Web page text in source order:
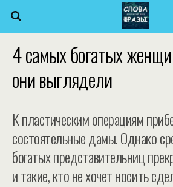
4 самых богатых
они выглядели
К пластическим операциям
состоятельные дамы. Однако
богатых представительниц
и такие, кто не хочет носить